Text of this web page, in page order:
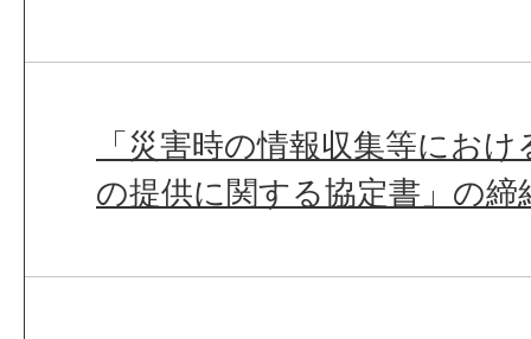
「災害時の情報収集等にお
の提供に関する協定書」の締